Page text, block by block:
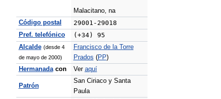
Malacitano, na
Código postal
29001-29018
Pref. telefónico (+34) 95
Alcalde (desde 4
de mayo de 2000)
Francisco de la Torre
Prados (PP)
Hermanadacon Ver aquí
Patrón
San Ciriaco y Santa
Paula